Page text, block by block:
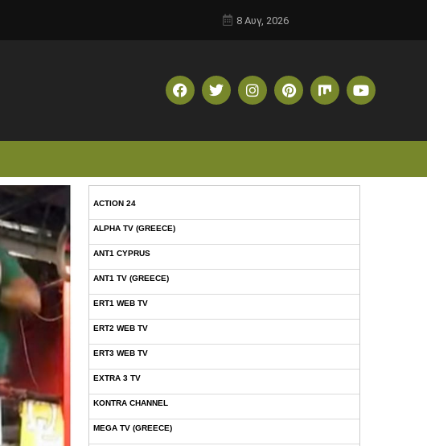
8 Αυγ, 2026
ACTION 24
ALPHA TV (GREECE)
ANT1 CYPRUS
ANT1 TV (GREECE)
ERT1 WEB TV
ERT2 WEB TV
ERT3 WEB TV
EXTRA 3 TV
KONTRA CHANNEL
MEGA TV (GREECE)